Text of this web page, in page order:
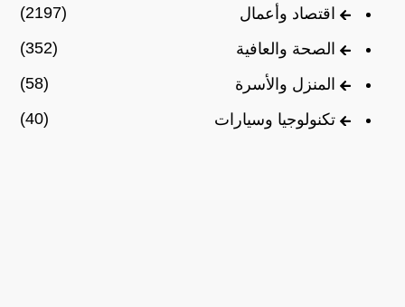
اقتصاد وأعمال
(2197)
الصحة والعافية
(352)
المنزل والأسرة
(58)
تكنولوجيا وسيارات
(40)